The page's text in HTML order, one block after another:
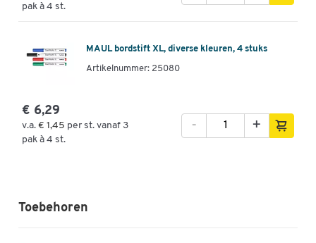
pak à 4 st.
MAUL bordstift XL, diverse kleuren, 4 stuks
Artikelnummer: 25080
€ 6,29
v.a. € 1,45 per st. vanaf 3
pak à 4 st.
+
-
Toebehoren